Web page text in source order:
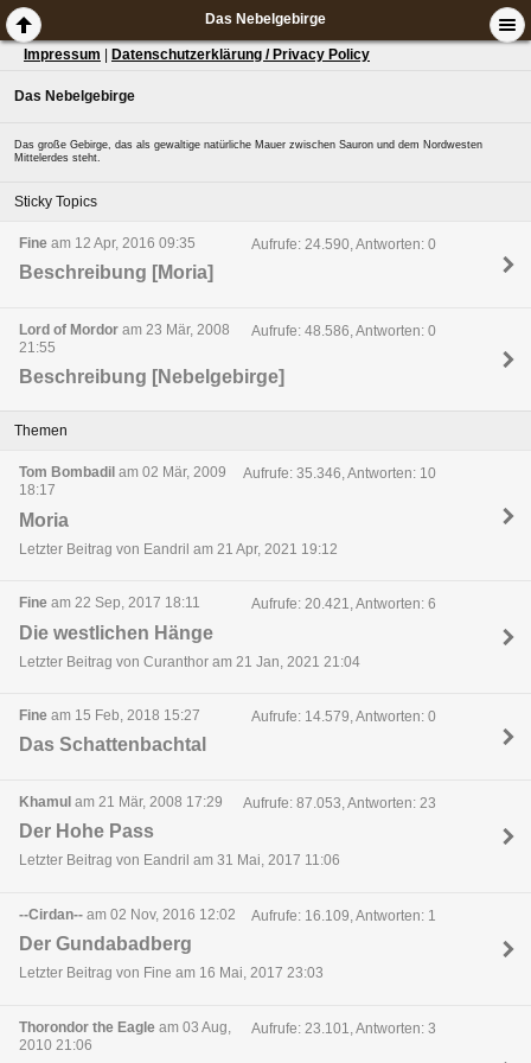
Das Nebelgebirge
Impressum Datenschutzerklärung / Privacy Policy
Das Nebelgebirge
Das große Gebirge, das als gewaltige natürliche Mauer zwischen Sauron und dem Nordwesten
Mittelerdes steht.
Sticky Topics
Fine am 12 Apr, 2016 09:35 Aufrufe: 24.590, Antworten: 0
Beschreibung [Moria]
Lord of Mordor am 23 Mär, 2008
21:55
Aufrufe: 48.586, Antworten: 0
Beschreibung [Nebelgebirge]
Themen
Tom Bombadil am 02 Mär, 2009
18:17
Aufrufe: 35.346, Antworten: 10
Moria
Letzter Beitrag von Eandril am 21 Apr, 2021 19:12
Fine am 22 Sep, 2017 18:11 Aufrufe: 20.421, Antworten: 6
Die westlichen Hänge
Letzter Beitrag von Curanthor am 21 Jan, 2021 21:04
Fine am 15 Feb, 2018 15:27 Aufrufe: 14.579, Antworten: 0
Das Schattenbachtal
Khamul am 21 Mär, 2008 17:29 Aufrufe: 87.053, Antworten: 23
Der Hohe Pass
Letzter Beitrag von Eandril am 31 Mai, 2017 11:06
--Cirdan-- am 02 Nov, 2016 12:02 Aufrufe: 16.109, Antworten: 1
Der Gundabadberg
Letzter Beitrag von Fine am 16 Mai, 2017 23:03
Thorondor the Eagle am 03 Aug,
2010 21:06
Aufrufe: 23.101, Antworten: 3